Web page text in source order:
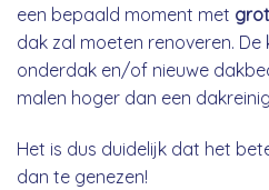
een bepaald moment met
dak zal moeten renoveren.
onderdak en/of nieuwe
malen hoger dan een
Het is dus duidelijk dat het
dan te genezen!